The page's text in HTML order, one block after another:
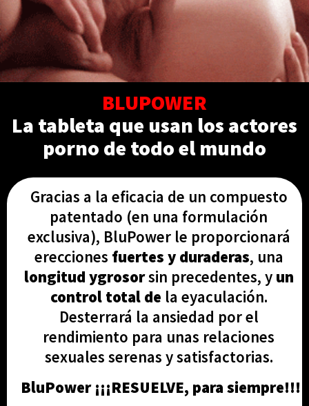
BLUPOWER
La tableta que usan los actores
porno de todo el mundo
Gracias a la eficacia de un compuesto
patentado (en una formulación
exclusiva), BluPower le proporcionará
erecciones fuertes y duraderas, una
longitud ygrosorsin precedentes, y un
control total de la eyaculación.
Desterrará la ansiedad por el
rendimiento para unas relaciones
sexuales serenas y satisfactorias.
BluPower ¡¡¡RESUELVE, para siempre!!!